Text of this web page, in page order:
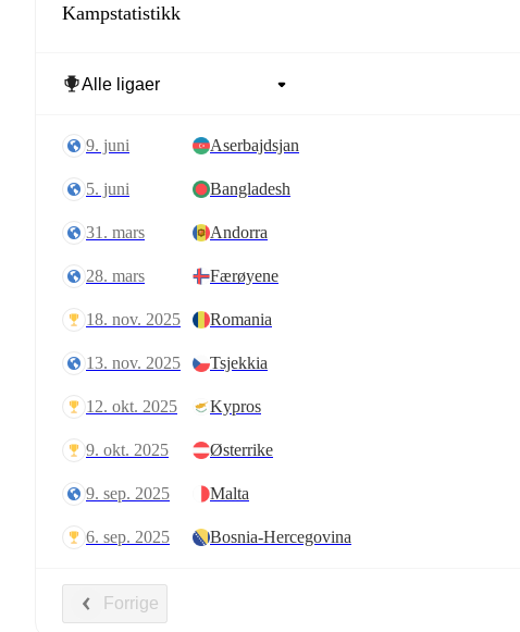
Kampstatistikk
9. juni Aserbajdsjan
5. juni Bangladesh
31. mars Andorra
28. mars Færøyene
18. nov. 2025 Romania
13. nov. 2025 Tsjekkia
12. okt. 2025 Kypros
9. okt. 2025 Østerrike
9. sep. 2025 Malta
6. sep. 2025 Bosnia-Hercegovina
Forrige